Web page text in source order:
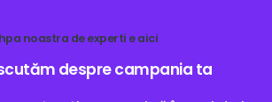
noastra de experti e aici
desprecampania ta